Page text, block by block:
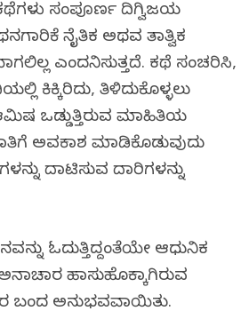
ಕಥೆಗಳು ಸಂಪೂರ್ಣ ದಿಗ್ವಿಜಯ
ನೈತಿಕ ಅಥವ ತಾತ್ವಿಕ
ಎಂದನಿಸುತ್ತದೆ. ಕಥೆ ಸಂಚರಿಸಿ,
ಕಿಕ್ಕಿರಿದು, ತಿಳಿದುಕೊಳ್ಳಲು
ಒಡ್ಡುತ್ತಿರುವ ಮಾಹಿತಿಯ
ಅವಕಾಶ ಮಾಡಿಕೊಡುವುದು
ದಾಟಿಸುವ ದಾರಿಗಳನ್ನು
ಓದುತ್ತಿದ್ದಂತೆಯೇ ಆಧುನಿಕ
ಹಾಸುಹೊಕ್ಕಾಗಿರುವ
ಬಂದ ಅನುಭವವಾಯಿತು.